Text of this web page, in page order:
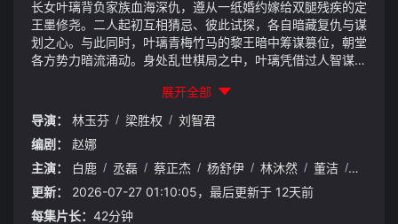
长女叶璃背负家族血海深仇，遵从一纸婚约嫁给双腿残疾的定
王墨修尧。二人起初互相猜忌、彼此试探，各自暗藏复仇与谋
划之心。与此同时，叶璃青梅竹马的黎王暗中筹谋篡位，朝堂
各方势力暗流涌动。身处乱世棋局之中，叶璃凭借过人智谋步
携手并肩，一同平定朝堂叛乱，辅佐幼帝稳固皇权，最终拨开
朝堂迷雾，守护天下安宁，二人也在权谋纷争中从彼此防备走
向生死相依，谱写了一段乱世之中不离不弃的宿命情缘。剧集
兼顾女性成长、朝堂权谋与细腻情爱，刻画了大女主隐忍坚
韧、逆风翻盘的完整成长线。
展开全部
导演：
林玉芬 / 梁胜权 / 刘智君
编剧：
赵娜
主演：
白鹿 / 丞磊 / 蔡正杰 / 杨舒伊 / 林沐然 / 董洁 / 宣言
更新：
2026-07-27 01:10:05，最后更新于 12天前
每集片长： 42分钟